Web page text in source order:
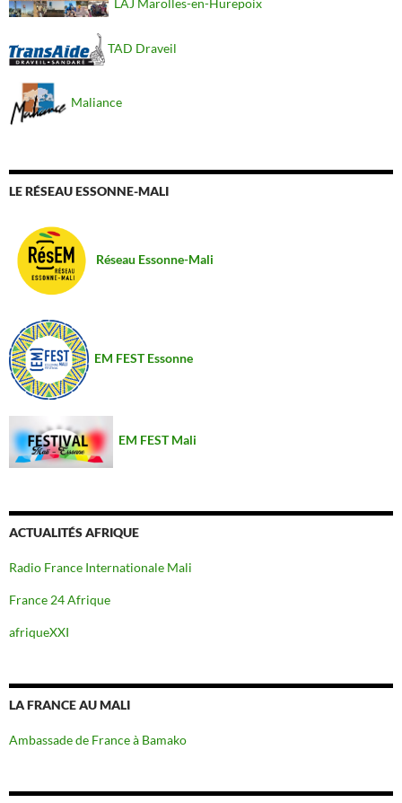
TAD Draveil
Maliance
LE RÉSEAU ESSONNE-MALI
Réseau Essonne-Mali
EM FEST Essonne
EM FEST Mali
ACTUALITÉS AFRIQUE
Radio France Internationale Mali
France 24 Afrique
afriqueXXI
LA FRANCE AU MALI
Ambassade de France à Bamako